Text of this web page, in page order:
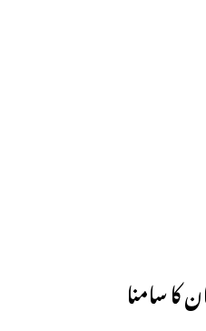
کا سامنا